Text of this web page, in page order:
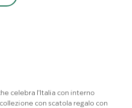
celebra l'Italia con interno
con scatola regalo con